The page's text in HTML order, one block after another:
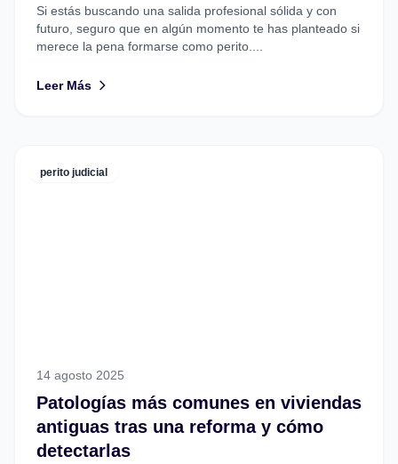
Si estás buscando una salida profesional sólida y con
futuro, seguro que en algún momento te has planteado si
merece la pena formarse como perito....
Leer Más
perito judicial
14 agosto 2025
Patologías más comunes en viviendas
antiguas tras una reforma y cómo
detectarlas